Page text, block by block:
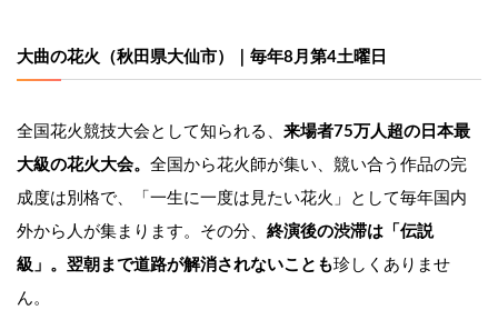
大曲の花火（秋田県大仙市）｜毎年8月第4土曜日
全国花火競技大会として知られる、 来場者75万人超の日本最
大級の花火大会。 全国から花火師が集い、競い合う作品の完
成度は別格で、「一生に一度は見たい花火」として毎年国内
外から人が集まります。その分、 終演後の渋滞は「伝説
級」。翌朝まで道路が解消されないことも珍しくありませ
ん。